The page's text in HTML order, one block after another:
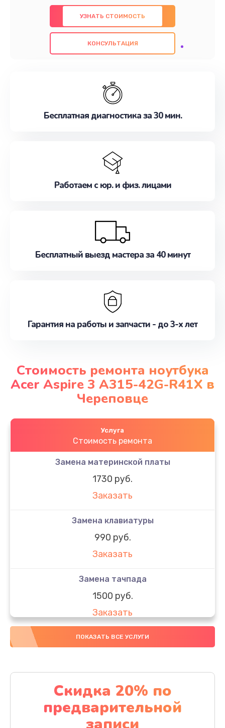
предлагаем быстрый и качественный ремонт с
использованием оригинальных компонентов, а
также гарантируем качество всех
проведенных работ. Наша цель - предоставить
наилучшим образом. Не медлите записаться на
УЗНАТЬ СТОИМОСТЬ
КОНСУЛЬТАЦИЯ
Бесплатная диагностика за 30 мин.
Работаем с юр. и физ. лицами
Бесплатный выезд мастера за 40 минут
Гарантия на работы и запчасти - до 3-х лет
Стоимость ремонта ноутбука
Acer Aspire 3 A315-42G-R41X в
Череповце
Услуга
Стоимость ремонта
Замена материнской платы
1730 руб.
Заказать
Замена клавиатуры
990 руб.
Заказать
Замена тачпада
1500 руб.
Заказать
Замена южного моста
Заказать
Чистка от пыли
1060 руб.
ПОКАЗАТЬ ВСЕ УСЛУГИ
Скидка 20% по
предварительной